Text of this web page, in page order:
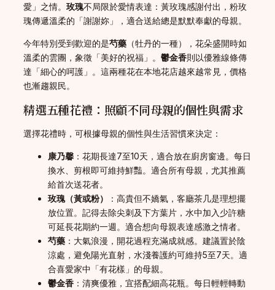
愛」之情。 玫瑰不局限於愛情表達：黃玫瑰感謝付出，粉玫
瑰傳遞溫柔的「謝謝妳」，適合送給總是默默奉獻的母親。
今年特別受到歡迎的是芍藥 （牡丹的一種），花朵盛開時如
溫柔的雲團，象徵「美好的祝福」。 鬱金香則以優雅線條傳
達「細心的呵護」。這兩種花在本地花店越來越常見，價格
也漸趨親民。
精選五種花禮：照顧不同母親的個性與需求
選擇花禮時，可根據母親的個性與生活習慣來決定：
康乃馨 ：花期長達7至10天，適合放在廚房窗邊。每日
換水、剪根即可維持鮮豔。適合所有母親，尤其推薦
給首次送花者。
玫瑰（黃或粉）
：高貴但不嬌氣，客廳茶几是理想擺
放位置。記得去除尖刺及下方葉片，水中加入少許糖
可延長花期約一週。適合想向母親表達感激之情者。
芍藥 ：大氣浪漫，開花過程充滿成就感。建議置於陰
涼處，避免陽光直射，水淺養護約可維持5至7天。適
合喜愛家中「有花樣」的母親。
鬱金香 ：清爽優雅，宜搭配細高花瓶。每日輕輕轉動